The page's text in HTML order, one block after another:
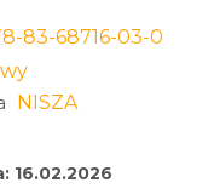
83-68716-03-0
NISZA
16.02.2026